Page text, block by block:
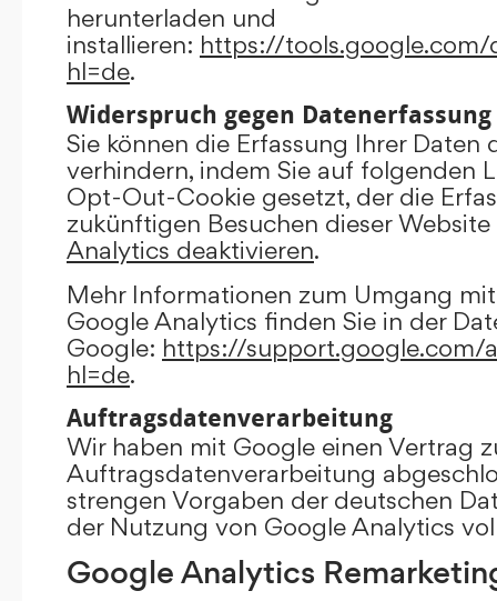
herunterladen und
installieren: https://
hl=de.
Widerspruch gegen Datenerfassung
Sie können die Erfassung Ihrer
verhindern, indem Sie auf folgenden
Opt-Out-Cookie gesetzt, der die
zukünftigen Besuchen dieser
Analytics deaktivieren.
Mehr Informationen zum Umgang
Google Analytics finden Sie in der
Google: https://support.google.com/
hl=de.
Auftragsdatenverarbeitung
Wir haben mit Google einen Vertrag
Auftragsdatenverarbeitung
strengen Vorgaben der deutschen
der Nutzung von Google Analytics
Google Analytics